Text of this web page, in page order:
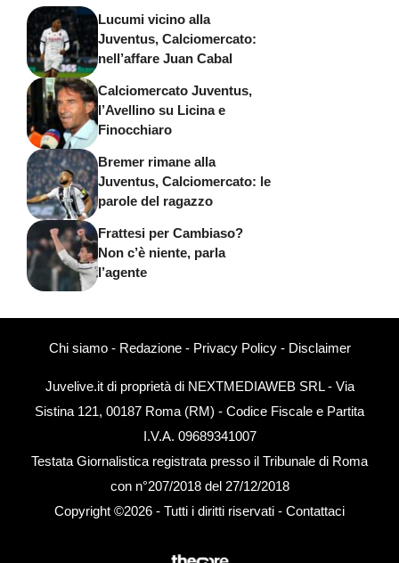
Lucumi vicino alla
Juventus, Calciomercato:
nell’affare Juan Cabal
Calciomercato Juventus,
l’Avellino su Licina e
Finocchiaro
Bremer rimane alla
Juventus, Calciomercato: le
parole del ragazzo
Frattesi per Cambiaso?
Non c’è niente, parla
l’agente
Chi siamo- Redazione- Privacy Policy- Disclaimer
Juvelive.it di proprietà di NEXTMEDIAWEB SRL - Via
Sistina 121, 00187 Roma (RM) - Codice Fiscale e Partita
I.V.A. 09689341007
Testata Giornalistica registrata presso il Tribunale di Roma
con n°207/2018 del 27/12/2018
Copyright ©2026 - Tutti i diritti riservati - Contattaci